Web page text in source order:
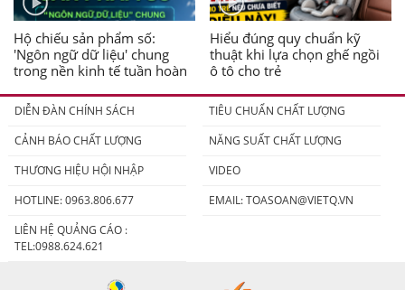
Hộ chiếu sản phẩm số:
'Ngôn ngữ dữ liệu' chung
trong nền kinh tế tuần hoàn
Hiểu đúng quy chuẩn kỹ
thuật khi lựa chọn ghế ngồi
ô tô cho trẻ
DIỄN ĐÀN CHÍNH SÁCH
TIÊU CHUẨN CHẤT LƯỢNG
CẢNH BÁO CHẤT LƯỢNG
NĂNG SUẤT CHẤT LƯỢNG
THƯƠNG HIỆU HỘI NHẬP
VIDEO
HOTLINE: 0963.806.677
EMAIL:TOASOAN@VIETQ.VN
LIÊN HỆ QUẢNG CÁO :
TEL:0988.624.621